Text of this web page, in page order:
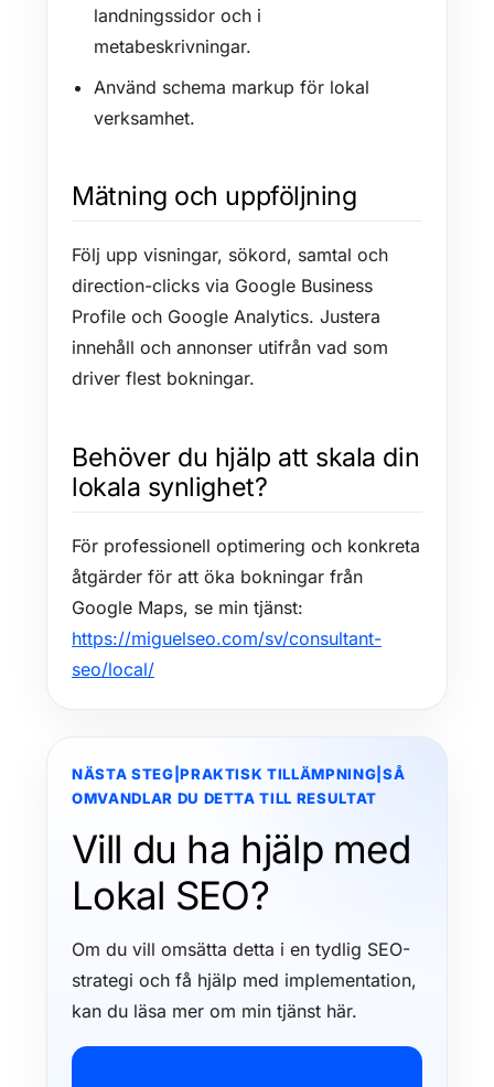
landningssidor och i
metabeskrivningar.
Använd schema markup för lokal
verksamhet.
Mätning och uppföljning
Följ upp visningar, sökord, samtal och
direction-clicks via Google Business
Profile och Google Analytics. Justera
innehåll och annonser utifrån vad som
driver flest bokningar.
Behöver du hjälp att skala din
lokala synlighet?
För professionell optimering och konkreta
åtgärder för att öka bokningar från
Google Maps, se min tjänst:
https://miguelseo.com/sv/consultant-
seo/local/
NÄSTA STEG|PRAKTISK TILLÄMPNING|SÅ
OMVANDLAR DU DETTA TILL RESULTAT
Vill du ha hjälp med
Lokal SEO?
Om du vill omsätta detta i en tydlig SEO-
strategi och få hjälp med implementation,
kan du läsa mer om min tjänst här.